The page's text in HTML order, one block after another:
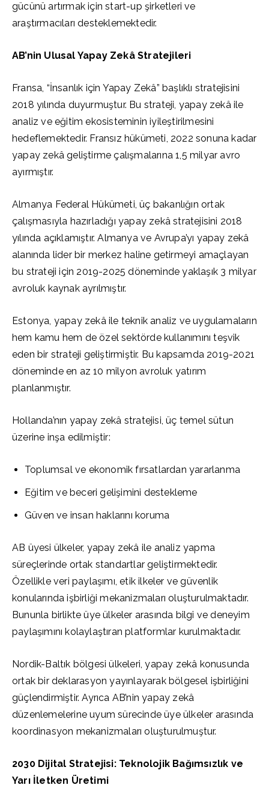
gücünü artırmak için start-up şirketleri ve
araştırmacıları desteklemektedir.
AB’nin Ulusal Yapay Zekâ Stratejileri
Fransa, “İnsanlık için Yapay Zekâ” başlıklı stratejisini
2018 yılında duyurmuştur. Bu strateji, yapay zekâ ile
analiz ve eğitim ekosisteminin iyileştirilmesini
hedeflemektedir. Fransız hükümeti, 2022 sonuna kadar
yapay zekâ geliştirme çalışmalarına 1,5 milyar avro
ayırmıştır.
Almanya Federal Hükümeti, üç bakanlığın ortak
çalışmasıyla hazırladığı yapay zekâ stratejisini 2018
yılında açıklamıştır. Almanya ve Avrupa’yı yapay zekâ
alanında lider bir merkez haline getirmeyi amaçlayan
bu strateji için 2019-2025 döneminde yaklaşık 3 milyar
avroluk kaynak ayrılmıştır.
Estonya, yapay zekâ ile teknik analiz ve uygulamaların
hem kamu hem de özel sektörde kullanımını teşvik
eden bir strateji geliştirmiştir. Bu kapsamda 2019-2021
döneminde en az 10 milyon avroluk yatırım
planlanmıştır.
Hollanda’nın yapay zekâ stratejisi, üç temel sütun
üzerine inşa edilmiştir:
Toplumsal ve ekonomik fırsatlardan yararlanma
Eğitim ve beceri gelişimini destekleme
Güven ve insan haklarını koruma
AB üyesi ülkeler, yapay zekâ ile analiz yapma
süreçlerinde ortak standartlar geliştirmektedir.
Özellikle veri paylaşımı, etik ilkeler ve güvenlik
konularında işbirliği mekanizmaları oluşturulmaktadır.
Bununla birlikte üye ülkeler arasında bilgi ve deneyim
paylaşımını kolaylaştıran platformlar kurulmaktadır.
Nordik-Baltık bölgesi ülkeleri, yapay zekâ konusunda
ortak bir deklarasyon yayınlayarak bölgesel işbirliğini
güçlendirmiştir. Ayrıca AB’nin yapay zekâ
düzenlemelerine uyum sürecinde üye ülkeler arasında
koordinasyon mekanizmaları oluşturulmuştur.
2030 Dijital Stratejisi: Teknolojik Bağımsızlık ve
Yarı İletken Üretimi